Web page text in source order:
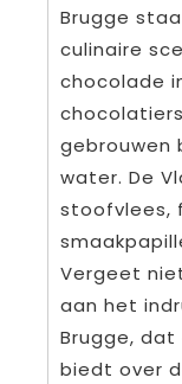
Brugge
culinaire
chocolade
gebrouwen
water. De
stoofvlees,
Vergeet
aan het
Brugge,
biedt over